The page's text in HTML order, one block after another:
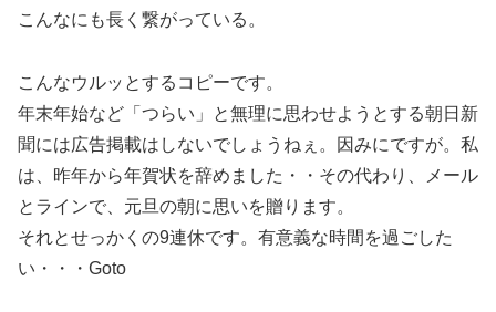
こんなにも長く繋がっている。
こんなウルッとするコピーです。
年末年始など「つらい」と無理に思わせようとする朝日新
聞には広告掲載はしないでしょうねぇ。因みにですが。私
は、昨年から年賀状を辞めました・・その代わり、メール
とラインで、元旦の朝に思いを贈ります。
それとせっかくの9連休です。有意義な時間を過ごした
い・・・Goto